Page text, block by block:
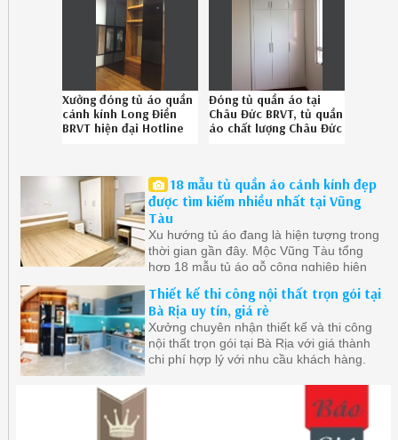
Xưởng đóng tủ áo quần
cánh kính Long Điền
BRVT hiện đại Hotline
Đóng tủ quần áo tại
Châu Đức BRVT, tủ quần
áo chất lượng Châu Đức
18 mẫu tủ quần áo cánh kính đẹp
được tìm kiếm nhiều nhất tại Vũng
Tàu
Xu hướng tủ áo đang là hiện tượng trong
thời gian gần đây. Mộc Vũng Tàu tổng
hợp 18 mẫu tủ áo gỗ công nghiệp hiện
Thiết kế thi công nội thất trọn gói tại
Bà Rịa uy tín, giá rẻ
Xưởng chuyên nhận thiết kế và thi công
nội thất trọn gói tại Bà Rịa với giá thành
chi phí hợp lý với nhu cầu khách hàng.